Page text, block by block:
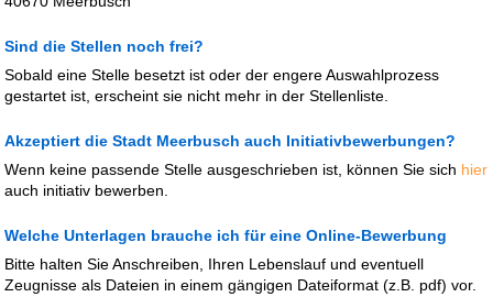
Sind die Stellen noch frei?
Sobald eine Stelle besetzt ist oder der engere Auswahlprozess
gestartet ist, erscheint sie nicht mehr in der Stellenliste.
Akzeptiert die Stadt Meerbusch auch Initiativbewerbungen?
Wenn keine passende Stelle ausgeschrieben ist, können Sie sich hier
auch initiativ bewerben.
Welche Unterlagen brauche ich für eine Online-Bewerbung
Bitte halten Sie Anschreiben, Ihren Lebenslauf und eventuell
Zeugnisse als Dateien in einem gängigen Dateiformat (z.B. pdf) vor.